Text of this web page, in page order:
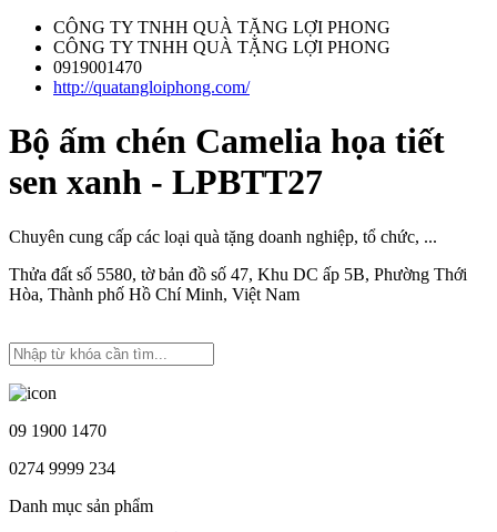
CÔNG TY TNHH QUÀ TẶNG LỢI PHONG
CÔNG TY TNHH QUÀ TẶNG LỢI PHONG
0919001470
http://quatangloiphong.com/
Bộ ấm chén Camelia họa tiết
sen xanh - LPBTT27
Chuyên cung cấp các loại quà tặng doanh nghiệp, tổ chức, ...
Thửa đất số 5580, tờ bản đồ số 47, Khu DC ấp 5B, Phường Thới
Hòa, Thành phố Hồ Chí Minh, Việt Nam
09 1900 1470
0274 9999 234
Danh mục sản phẩm